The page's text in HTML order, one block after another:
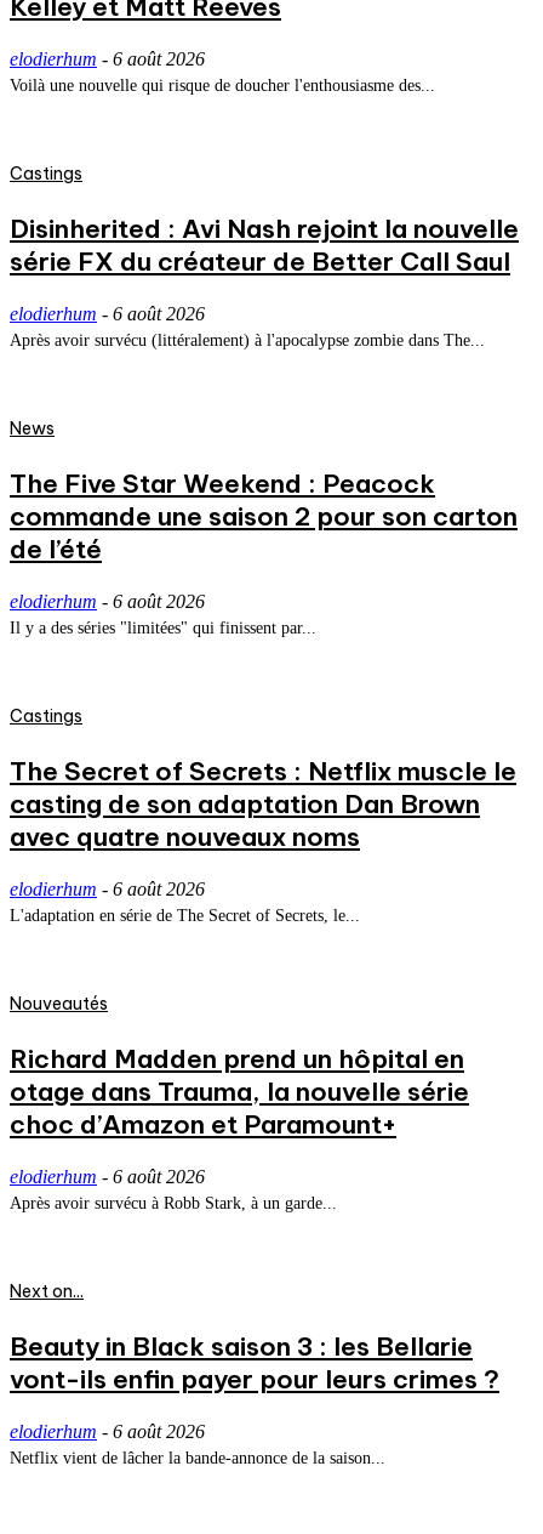
Kelley et Matt Reeves
elodierhum - 6 août 2026
Voilà une nouvelle qui risque de doucher l'enthousiasme des...
Castings
Disinherited : Avi Nash rejoint la nouvelle
série FX du créateur de Better Call Saul
elodierhum - 6 août 2026
Après avoir survécu (littéralement) à l'apocalypse zombie dans The...
News
The Five Star Weekend : Peacock
commande une saison 2 pour son carton
de l’été
elodierhum - 6 août 2026
Il y a des séries "limitées" qui finissent par...
Castings
The Secret of Secrets : Netflix muscle le
casting de son adaptation Dan Brown
avec quatre nouveaux noms
elodierhum - 6 août 2026
L'adaptation en série de The Secret of Secrets, le...
Nouveautés
Richard Madden prend un hôpital en
otage dans Trauma, la nouvelle série
choc d’Amazon et Paramount+
elodierhum - 6 août 2026
Après avoir survécu à Robb Stark, à un garde...
Next on...
Beauty in Black saison 3 : les Bellarie
vont-ils enfin payer pour leurs crimes ?
elodierhum - 6 août 2026
Netflix vient de lâcher la bande-annonce de la saison...